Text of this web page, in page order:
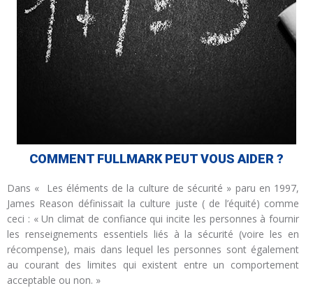
COMMENT FULLMARK PEUT VOUS AIDER ?
Dans « Les éléments de la culture de sécurité » paru en 1997,
James Reason définissait la culture juste ( de l’équité) comme
ceci : « Un climat de confiance qui incite les personnes à fournir
les renseignements essentiels liés à la sécurité (voire les en
récompense), mais dans lequel les personnes sont également
au courant des limites qui existent entre un comportement
acceptable ou non. »